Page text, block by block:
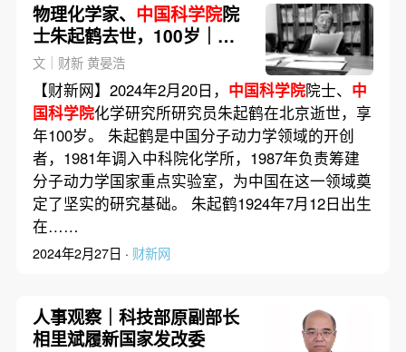
物理化学家、 中国科学院院
士朱起鹤去世，100岁｜讣
闻
文｜财新 黄晏浩
【财新网】2024年2月20日， 中国科学院院士、 中
国科学院化学研究所研究员朱起鹤在北京逝世，享
年100岁。 朱起鹤是中国分子动力学领域的开创
者，1981年调入中科院化学所，1987年负责筹建
分子动力学国家重点实验室，为中国在这一领域奠
定了坚实的研究基础。 朱起鹤1924年7月12日出生
在……
2024年2月27日 · 财新网
人事观察｜科技部原副部长
相里斌履新国家发改委